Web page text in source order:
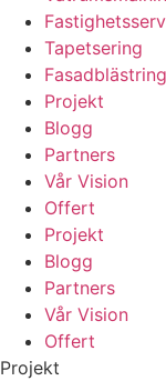
Tapetsering
Projekt
Blogg
Partners
Vår Vision
Offert
Projekt
Blogg
Partners
Vår Vision
Offert
Projekt